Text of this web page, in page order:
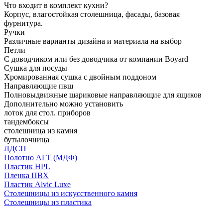
Что входит в комплект кухни?
Корпус, влагостойкая столешница, фасады, базовая
фурнитура.
Ручки
Различные варианты дизайна и материала на выбор
Петли
С доводчиком или без доводчика от компании Boyard
Сушка для посуды
Хромированная сушка с двойным поддоном
Направляющие пвш
Полновыдвижные шариковые направляющие для ящиков
Дополнительно можно установить
лоток для стол. приборов
тандембоксы
столешница из камня
бутылочница
ЛДСП
Полотно АГТ (МДФ)
Пластик HPL
Пленка ПВХ
Пластик Alvic Luxe
Столешницы из искусственного камня
Столешницы из пластика